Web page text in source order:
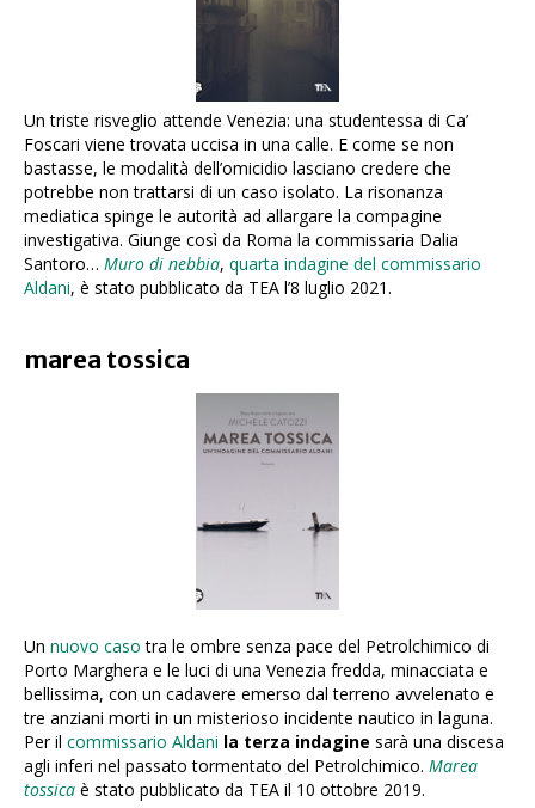
Un triste risveglio attende Venezia: una studentessa di Ca’
Foscari viene trovata uccisa in una calle. E come se non
bastasse, le modalità dell’omicidio lasciano credere che
potrebbe non trattarsi di un caso isolato. La risonanza
mediatica spinge le autorità ad allargare la compagine
investigativa. Giunge così da Roma la commissaria Dalia
Santoro… Muro di nebbia, quarta indagine del commissario
Aldani, è stato pubblicato da TEA l’8 luglio 2021.
marea tossica
Un nuovo caso tra le ombre senza pace del Petrolchimico di
Porto Marghera e le luci di una Venezia fredda, minacciata e
bellissima, con un cadavere emerso dal terreno avvelenato e
tre anziani morti in un misterioso incidente nautico in laguna.
Per il commissario Aldani la terza indagine sarà una discesa
agli inferi nel passato tormentato del Petrolchimico. Marea
tossica è stato pubblicato da TEA il 10 ottobre 2019.